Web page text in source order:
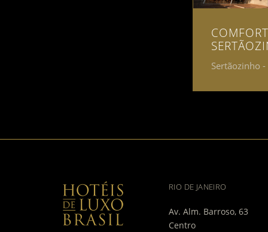
Sertãozinho -
RIO DE JANEIRO
Av. Alm. Barroso, 63
Centro